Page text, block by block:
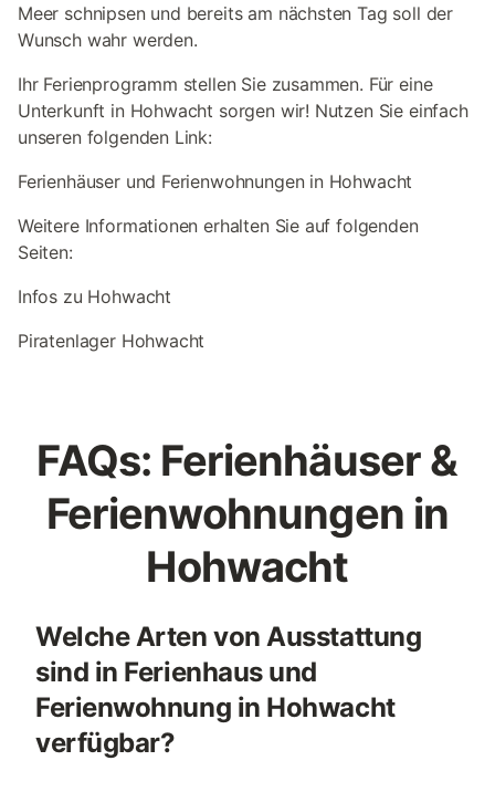
Meer schnipsen und bereits am nächsten Tag soll der
Wunsch wahr werden.
Ihr Ferienprogramm stellen Sie zusammen. Für eine
Unterkunft in Hohwacht sorgen wir! Nutzen Sie einfach
unseren folgenden Link:
Ferienhäuser und Ferienwohnungen in Hohwacht
Weitere Informationen erhalten Sie auf folgenden
Seiten:
Infos zu Hohwacht
Piratenlager Hohwacht
FAQs: Ferienhäuser &
Ferienwohnungen in
Hohwacht
Welche Arten von Ausstattung
sind in Ferienhaus und
Ferienwohnung in Hohwacht
verfügbar?